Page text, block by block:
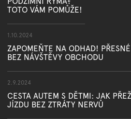
TOTO VÁM POMŮŽE!
1.10.2024
ZAPOMEŇTE NA ODHAD!
BEZ NÁVŠTĚVY OBCHODU
2.9.2024
CESTA AUTEM S DĚTMI: JAK
JÍZDU BEZ ZTRÁTY NERVŮ